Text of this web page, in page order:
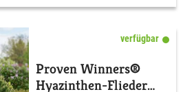
verfügbar
Proven Winners®
Hyazinthen-Flieder